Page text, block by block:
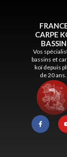
CARPE
BASSIN
Vos
bassins et
koï depuis
de 20 ans.
F
a
c
e